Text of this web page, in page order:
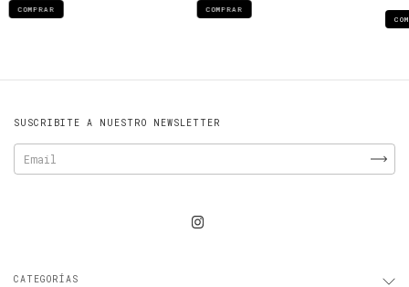
COMPRAR COMPRAR
SUSCRIBITE A NUESTRO NEWSLETTER
CATEGORÍAS